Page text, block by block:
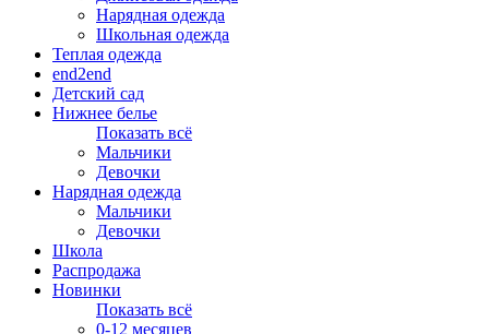
Нарядная одежда
Школьная одежда
Теплая одежда
end2end
Детский сад
Нижнее белье
Показать всё
Мальчики
Девочки
Нарядная одежда
Мальчики
Девочки
Школа
Распродажа
Новинки
Показать всё
0-12 месяцев